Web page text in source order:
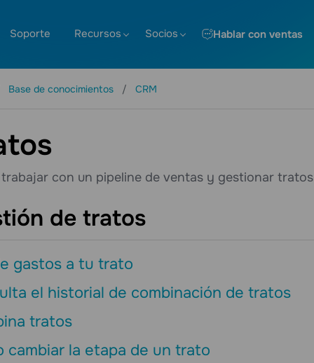
Soporte Recursos Socios Hablar con ventas
Base de conocimientos CRM
con un pipeline de ventas y gestionar tratos
de tratos
gastos a tu trato
el historial de combinación de tratos
tratos
cambiar la etapa de un trato